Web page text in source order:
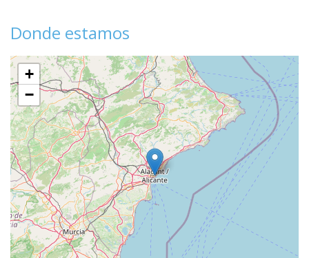
Donde estamos
+
−